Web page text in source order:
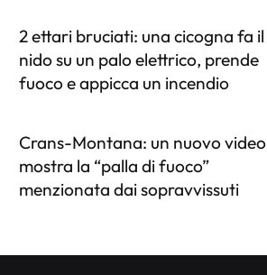
2 ettari bruciati: una cicogna fa il
nido su un palo elettrico, prende
fuoco e appicca un incendio
Crans-Montana: un nuovo video
mostra la “palla di fuoco”
menzionata dai sopravvissuti